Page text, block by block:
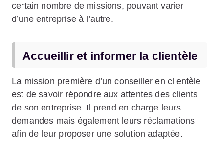
certain nombre de missions, pouvant varier
d’une entreprise à l’autre.
Accueillir et informer la clientèle
La mission première d’un conseiller en clientèle
est de savoir répondre aux attentes des clients
de son entreprise. Il prend en charge leurs
demandes mais également leurs réclamations
afin de leur proposer une solution adaptée.